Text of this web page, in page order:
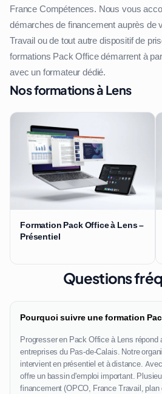
France Compétences. Nous vous
démarches de financement auprès de
Travail ou de tout autre dispositif de
formations Pack Office démarrent à
avec un formateur dédié.
Nos formations à Lens
Formation Pack Office à Lens –
Présentiel
Questions
Pourquoi suivre une formation
Progresser en Pack Office à Lens
entreprises du Pas-de-Calais. Notre
intervient en présentiel et à distance.
offre un bassin d'emploi important.
financement (OPCO, France Travail,